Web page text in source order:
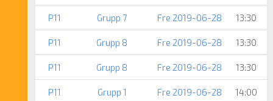
P11 Grupp 7 Fre 2019-06-28 13:30
P11 Grupp 8 Fre 2019-06-28 13:30
P11 Grupp 8 Fre 2019-06-28 13:30
P11 Grupp 1 Fre 2019-06-28 14:00